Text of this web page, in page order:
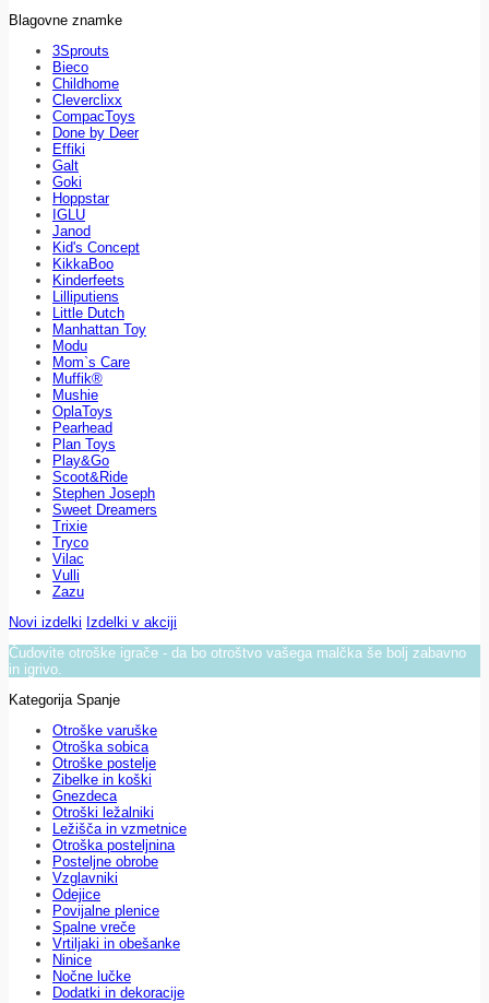
Blagovne znamke
3Sprouts
Bieco
Childhome
Cleverclixx
CompacToys
Done by Deer
Effiki
Galt
Goki
Hoppstar
IGLU
Janod
Kid's Concept
KikkaBoo
Kinderfeets
Lilliputiens
Little Dutch
Manhattan Toy
Modu
Mom`s Care
Muffik®
Mushie
OplaToys
Pearhead
Plan Toys
Play&Go
Scoot&Ride
Stephen Joseph
Sweet Dreamers
Trixie
Tryco
Vilac
Vulli
Zazu
Novi izdelki Izdelki v akciji
Čudovite otroške igrače - da bo otroštvo vašega malčka še bolj zabavno
in igrivo.
Kategorija Spanje
Otroške varuške
Otroška sobica
Otroške postelje
Zibelke in koški
Gnezdeca
Otroški ležalniki
Ležišča in vzmetnice
Otroška posteljnina
Posteljne obrobe
Vzglavniki
Odejice
Povijalne plenice
Spalne vreče
Vrtiljaki in obešanke
Ninice
Nočne lučke
Dodatki in dekoracije